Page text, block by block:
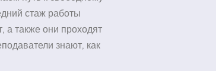
стаж работы
а также они проходят
знают, как